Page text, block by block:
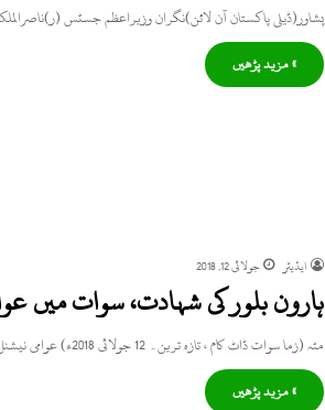
پشاور(ڈیلی پاکستان آن لائن)نگران وزیراعظم جسٹس
» مزید پڑھیں
ایڈیٹر جولائی 12, 2018
ہارون بلور کی شہادت، سوات میں
مٹہ (زما سوات ڈاٹ کام ، تازہ ترین۔ 12 جولائی 2018ء) عوامی نیشنل پارٹی کے آج ہونے والے مٹہ میں…
» مزید پڑھیں